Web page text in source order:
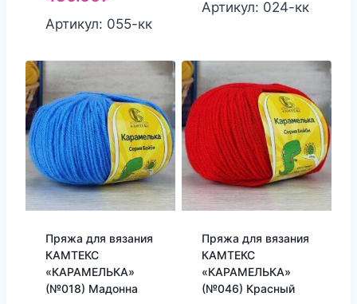
Артикул: 055-кк
Артикул: 024-кк
Пряжа для вязания
КАМТЕКС
«КАРАМЕЛЬКА»
(№018) Мадонна
Пряжа для вязания
КАМТЕКС
«КАРАМЕЛЬКА»
(№046) Красный